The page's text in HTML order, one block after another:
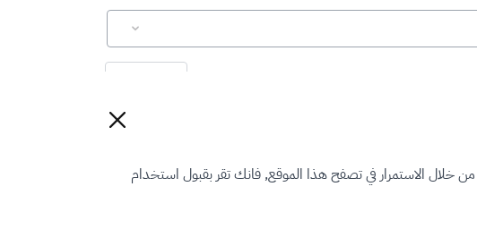
خلال الاستمرار في تصفح هذا الموقع, فانك تقر بقبول استخدام